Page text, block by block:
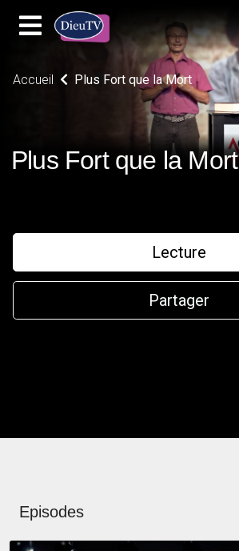
Accueil Plus Fort que la Mort
Plus Fort que la Mort
Lecture
Partager
Episodes